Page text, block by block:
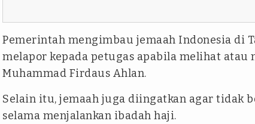
Pemerintah mengimbau jemaah Indonesia di
melapor kepada petugas apabila melihat atau
Muhammad Firdaus Ahlan.
Selain itu, jemaah juga diingatkan agar tidak
selama menjalankan ibadah haji.